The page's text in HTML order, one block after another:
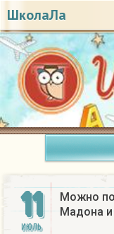
ШколаЛа
11
ИЮЛЬ
Можно
Мадона